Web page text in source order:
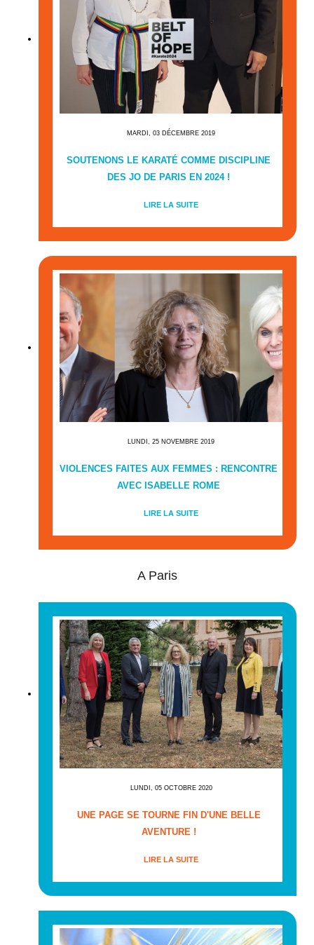
MARDI, 03 DÉCEMBRE 2019
SOUTENONS LE KARATÉ COMME DISCIPLINE
DES JO DE PARIS EN 2024 !
LIRE LA SUITE
LUNDI, 25 NOVEMBRE 2019
VIOLENCES FAITES AUX FEMMES : RENCONTRE
AVEC ISABELLE ROME
LIRE LA SUITE
A Paris
LUNDI, 05 OCTOBRE 2020
UNE PAGE SE TOURNE FIN D'UNE BELLE
AVENTURE !
LIRE LA SUITE